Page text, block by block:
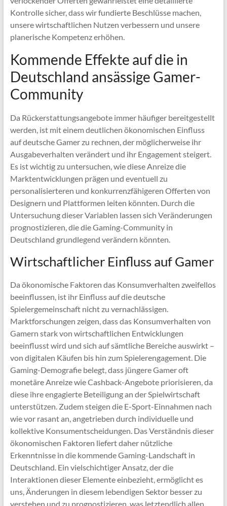
Kontrolle sicher, dass wir fundierte Beschlüsse machen,
unsere wirtschaftlichen Nutzen verbessern und unsere
planerische Kompetenz erhöhen.
Kommende Effekte auf die in
Deutschland ansässige Gamer-
Community
Da Rückerstattungsangebote immer häufiger bereitgestellt
werden, ist mit einem deutlichen ökonomischen Einfluss
auf deutsche Gamer zu rechnen, der möglicherweise ihr
Ausgabeverhalten verändert und ihr Engagement steigert.
Es ist wichtig zu untersuchen, wie diese Anreize die
Marktentwicklungen prägen und eventuell zu
personalisierteren und konkurrenzfähigeren Offerten von
Designern und Plattformen leiten könnten. Durch die
Untersuchung dieser Variablen lassen sich Veränderungen
prognostizieren, die die Gaming-Community in
Deutschland grundlegend verändern könnten.
Wirtschaftlicher Einfluss auf Gamer
Da ökonomische Faktoren das Konsumverhalten zweifellos
beeinflussen, ist ihr Einfluss auf die deutsche
Spielergemeinschaft nicht zu vernachlässigen.
Marktforschungen zeigen, dass das Konsumverhalten von
Gamern stark von wirtschaftlichen Entwicklungen
beeinflusst wird und sich auf sämtliche Bereiche auswirkt –
von digitalen Käufen bis hin zum Spielerengagement. Die
Gaming-Demografie belegt, dass jüngere Gamer oft
monetäre Anreize wie Cashback-Angebote priorisieren, da
diese ihre engagierte Beteiligung an der Spielwirtschaft
unterstützen. Zudem steigen die E-Sport-Einnahmen nach
wie vor rasant an, angetrieben durch individuelle und
kollektive Konsumentscheidungen. Das Verständnis dieser
ökonomischen Faktoren liefert daher nützliche
Erkenntnisse in die kommende Gaming-Landschaft in
Deutschland. Ein vielschichtiger Ansatz, der die
Interaktionen dieser Elemente einbezieht, ermöglicht es
uns, Änderungen in diesem lebendigen Sektor besser zu
verstehen und zu prognostizieren, was letztendlich allen